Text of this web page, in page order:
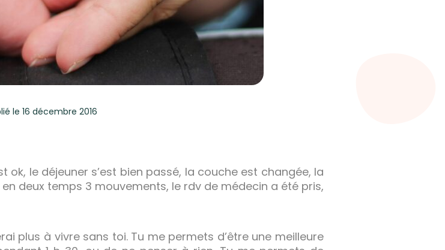
le 16 décembre 2016
le déjeuner s’est bien passé, la couche est changée, la
deux temps 3 mouvements, le rdv de médecin a été pris,
plus à vivre sans toi. Tu me permets d’être une meilleure